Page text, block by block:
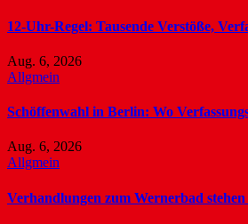
12-Uhr-Regel: Tausende Verstöße,
Aug. 6, 2026
Allgmein
Schöffenwahl in Berlin: Wo
Aug. 6, 2026
Allgmein
Verhandlungen zum Wernerbad